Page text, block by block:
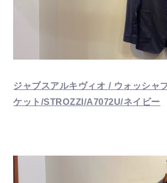
ジャブスアルキヴィオ / ウォッシャ
ケット/STROZZI/A7072U/ネイビー